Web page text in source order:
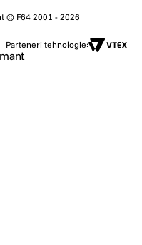
© F64 2001 - 2026
Parteneri tehnologie: